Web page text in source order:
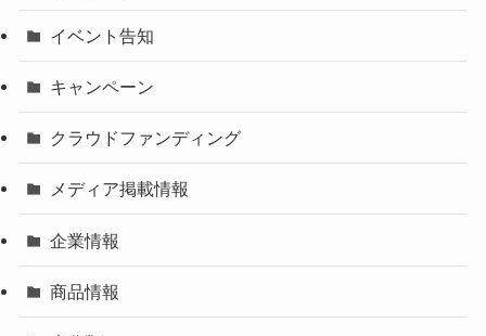
イベント告知
キャンペーン
クラウドファンディング
メディア掲載情報
企業情報
商品情報